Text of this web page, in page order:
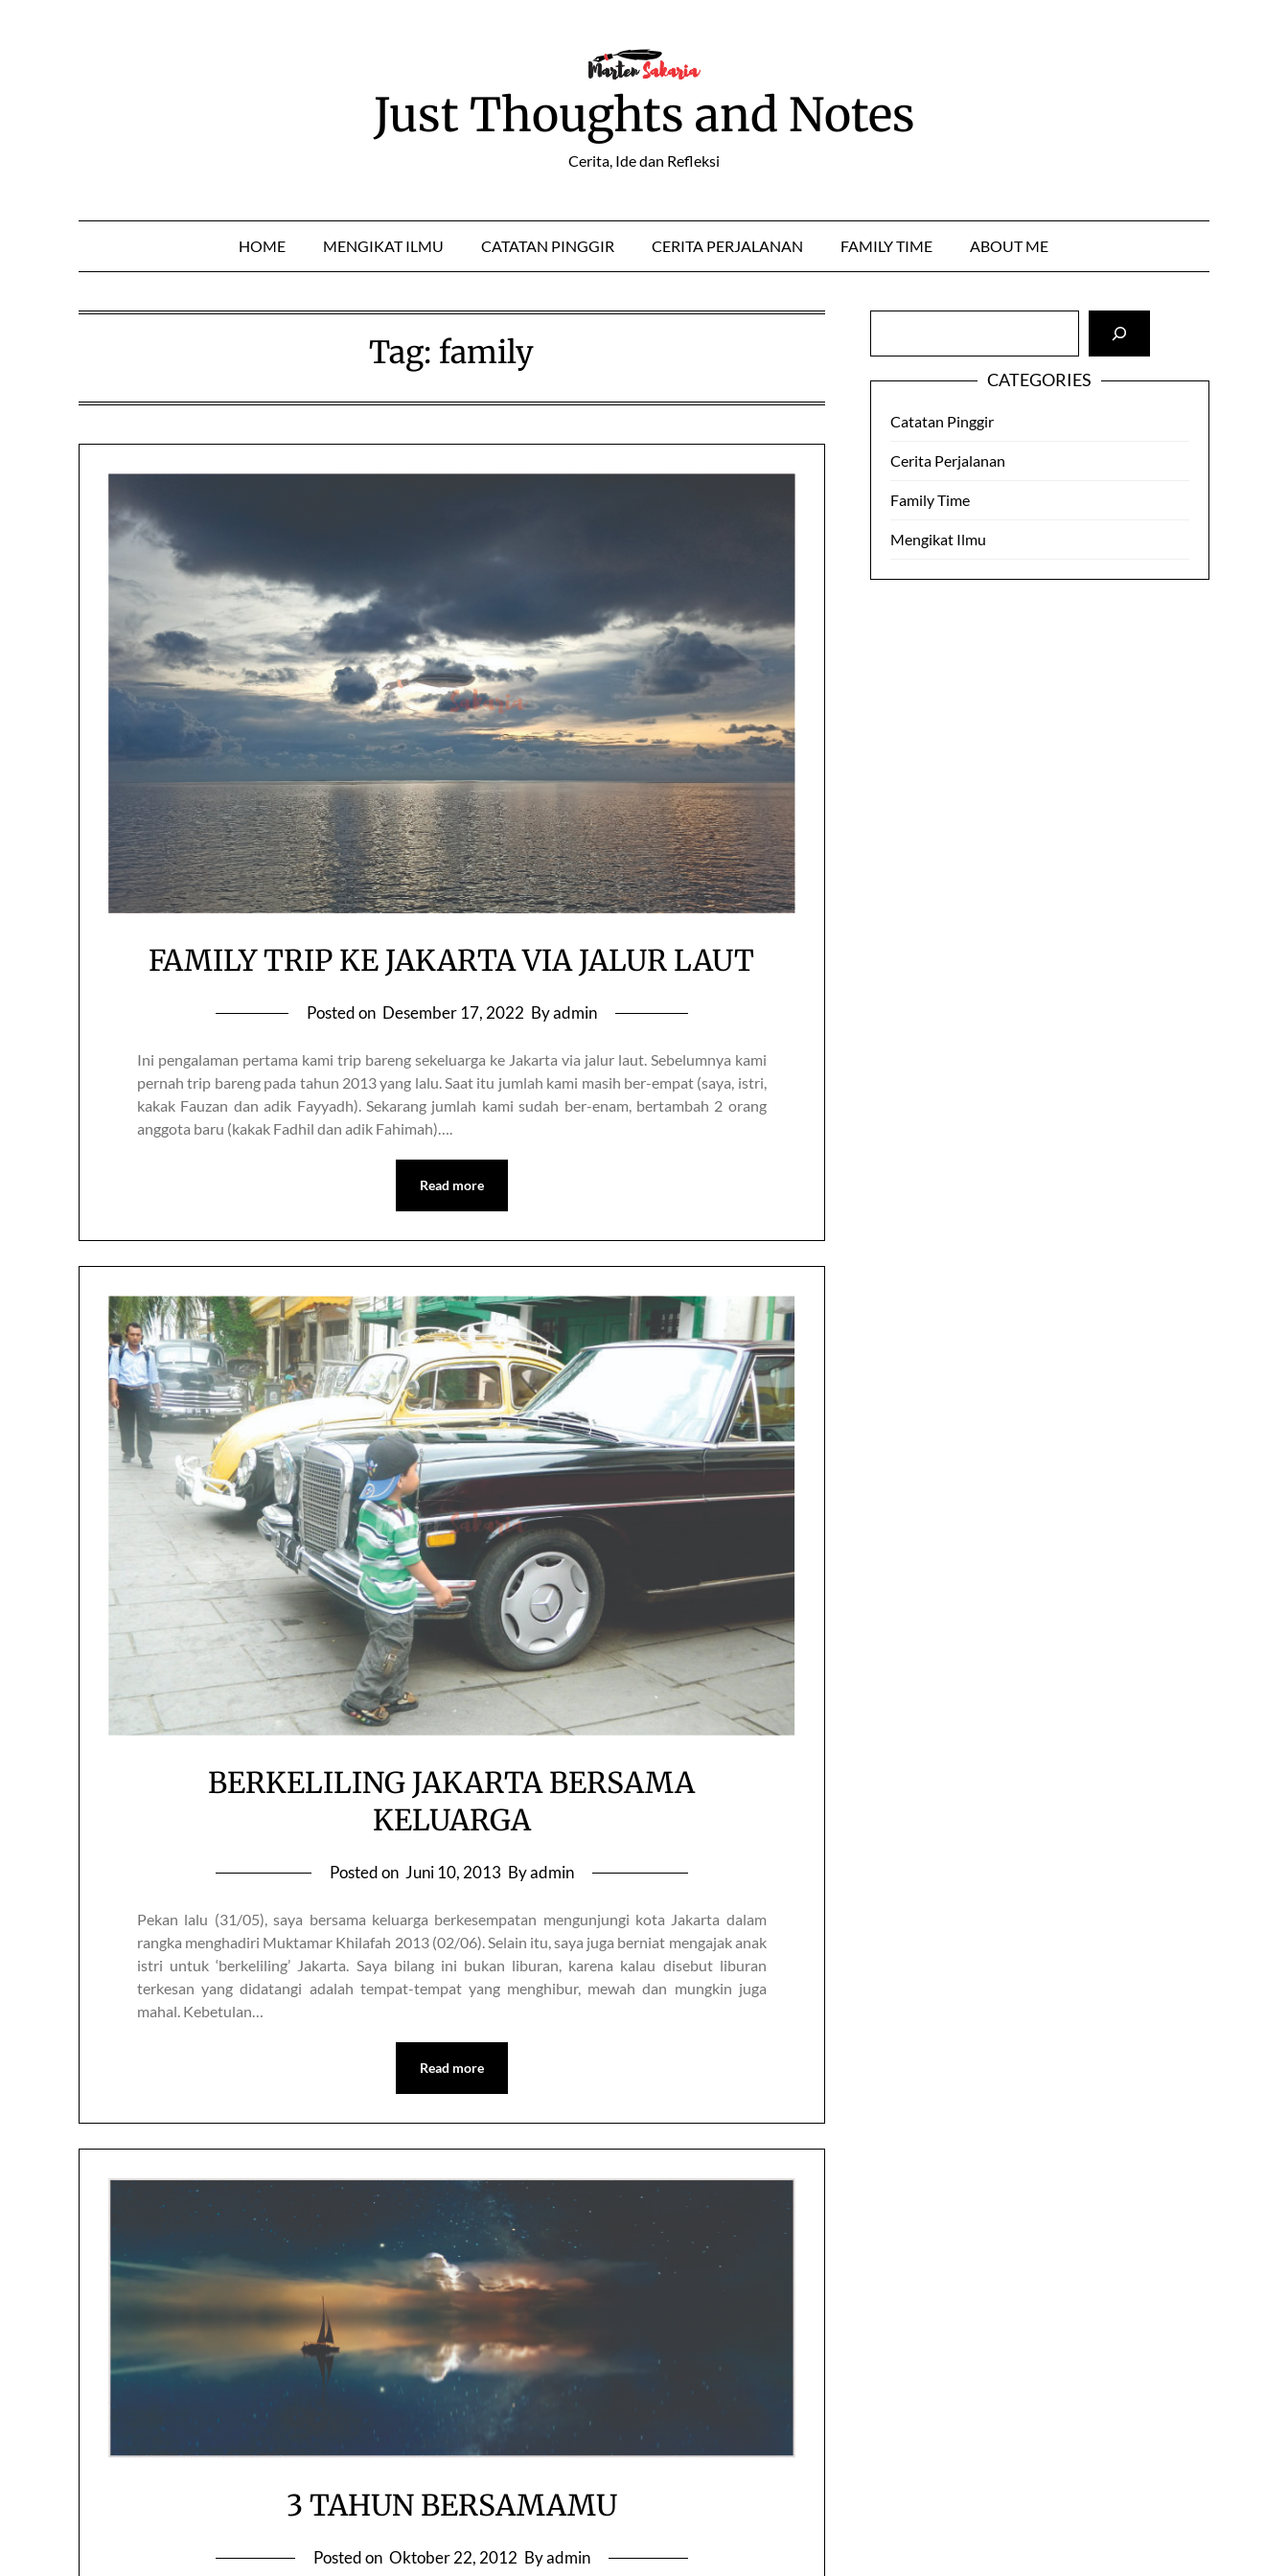
Just Thoughts and Notes
Cerita, Ide dan Refleksi
HOME MENGIKAT ILMU CATATAN PINGGIR CERITA PERJALANAN FAMILY TIME ABOUT ME
Tag: family
FAMILY TRIP KE JAKARTA VIA JALUR LAUT
Posted on Desember 17, 2022 By admin
Ini pengalaman pertama kami trip bareng sekeluarga ke Jakarta via jalur laut. Sebelumnya kami
pernah trip bareng pada tahun 2013 yang lalu. Saat itu jumlah kami masih ber-empat (saya, istri,
kakak Fauzan dan adik Fayyadh). Sekarang jumlah kami sudah ber-enam, bertambah 2 orang
anggota baru (kakak Fadhil dan adik Fahimah)….
Read more
BERKELILING JAKARTA BERSAMA
KELUARGA
Posted on Juni 10, 2013 By admin
Pekan lalu (31/05), saya bersama keluarga berkesempatan mengunjungi kota Jakarta dalam
rangka menghadiri Muktamar Khilafah 2013 (02/06). Selain itu, saya juga berniat mengajak anak
istri untuk ‘berkeliling’ Jakarta. Saya bilang ini bukan liburan, karena kalau disebut liburan
terkesan yang didatangi adalah tempat-tempat yang menghibur, mewah dan mungkin juga
mahal. Kebetulan…
Read more
3 TAHUN BERSAMAMU
Posted on Oktober 22, 2012 By admin
CATEGORIES
Catatan Pinggir
Cerita Perjalanan
Family Time
Mengikat Ilmu